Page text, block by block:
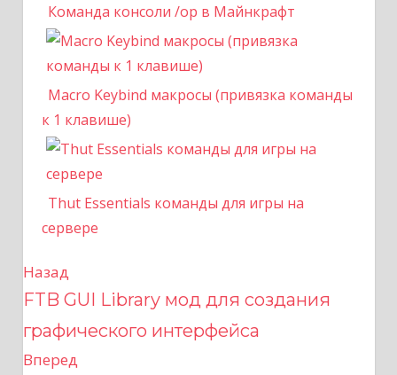
Команда консоли /op в Майнкрафт
Macro Keybind макросы (привязка команды
к 1 клавише)
Thut Essentials команды для игры на
сервере
Н
а
в
Назад
FTB GUI Library мод для создания
графического интерфейса
Вперед